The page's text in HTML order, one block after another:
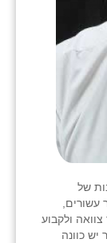
של
עשורים,
ולקבוע
יש כוונה